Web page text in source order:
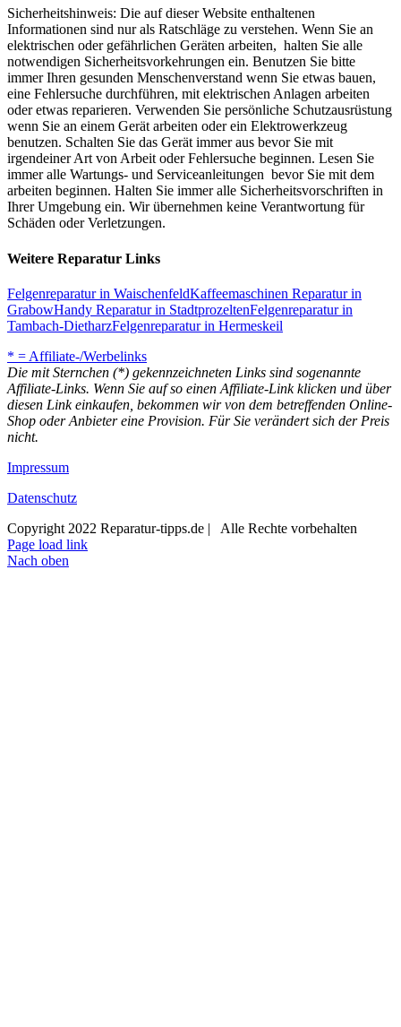
Sicherheitshinweis: Die auf dieser Website enthaltenen
Informationen sind nur als Ratschläge zu verstehen. Wenn Sie an
elektrischen oder gefährlichen Geräten arbeiten, halten Sie alle
notwendigen Sicherheitsvorkehrungen ein. Benutzen Sie bitte
immer Ihren gesunden Menschenverstand wenn Sie etwas bauen,
eine Fehlersuche durchführen, mit elektrischen Anlagen arbeiten
oder etwas reparieren. Verwenden Sie persönliche Schutzausrüstung
wenn Sie an einem Gerät arbeiten oder ein Elektrowerkzeug
benutzen. Schalten Sie das Gerät immer aus bevor Sie mit
irgendeiner Art von Arbeit oder Fehlersuche beginnen. Lesen Sie
immer alle Wartungs- und Serviceanleitungen bevor Sie mit dem
arbeiten beginnen. Halten Sie immer alle Sicherheitsvorschriften in
Ihrer Umgebung ein. Wir übernehmen keine Verantwortung für
Schäden oder Verletzungen.
Weitere Reparatur Links
Felgenreparatur in WaischenfeldKaffeemaschinen Reparatur in
GrabowHandy Reparatur in StadtprozeltenFelgenreparatur in
Tambach-DietharzFelgenreparatur in Hermeskeil
* = Affiliate-/Werbelinks
Die mit Sternchen (*) gekennzeichneten Links sind sogenannte
Affiliate-Links. Wenn Sie auf so einen Affiliate-Link klicken und über
diesen Link einkaufen, bekommen wir von dem betreffenden Online-
Shop oder Anbieter eine Provision. Für Sie verändert sich der Preis
nicht.
Impressum
Datenschutz
Copyright 2022 Reparatur-tipps.de | Alle Rechte vorbehalten
Page load link
Nach oben